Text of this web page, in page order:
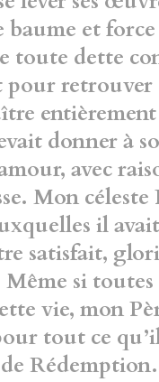
baume et
toute dette
retrouver
donner à
avec
Mon
il
satisfait,
si toutes
vie, mon
tout ce
Rédemption.